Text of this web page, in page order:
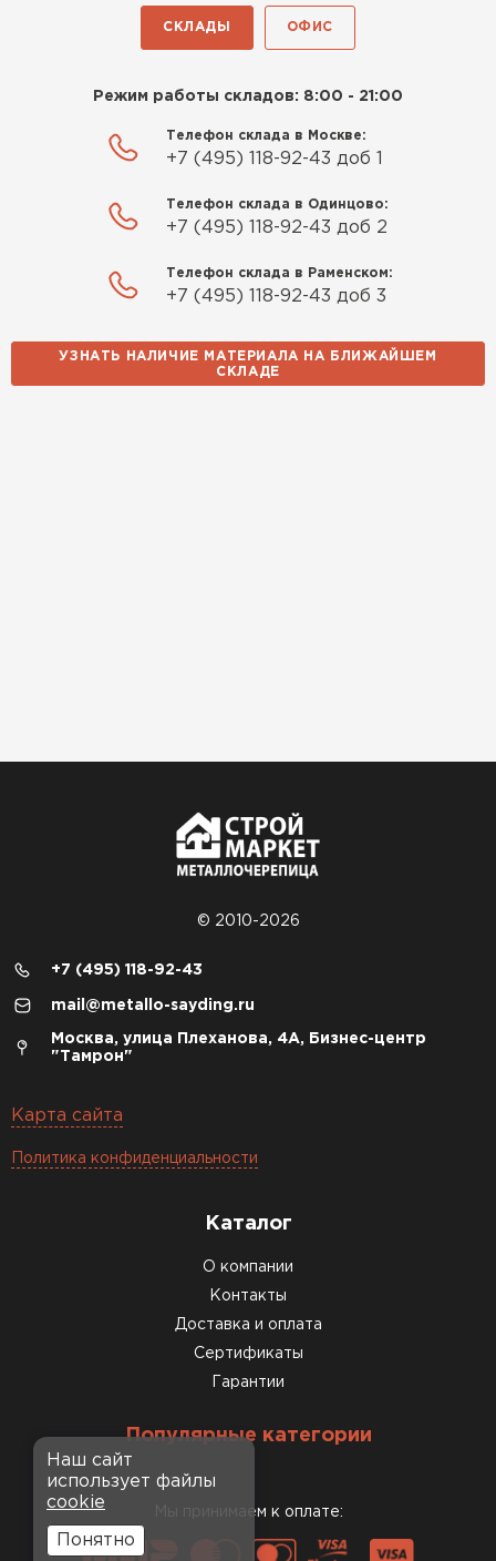
СКЛАДЫ ОФИС
Режим работы складов: 8:00 - 21:00
Телефон склада в Москве:
+7 (495) 118-92-43 доб 1
Телефон склада в Одинцово:
+7 (495) 118-92-43 доб 2
Телефон склада в Раменском:
+7 (495) 118-92-43 доб 3
УЗНАТЬ НАЛИЧИЕ МАТЕРИАЛА НА БЛИЖАЙШЕМ
СКЛАДЕ
© 2010-2026
+7 (495) 118-92-43
mail@metallo-sayding.ru
Москва, улица Плеханова, 4А, Бизнес-центр
"Тамрон"
Карта сайта
Политика конфиденциальности
Каталог
О компании
Контакты
Доставка и оплата
Сертификаты
Гарантии
Популярные категории
Мы принимаем к оплате:
Наш сайт
использует файлы
cookie
Понятно